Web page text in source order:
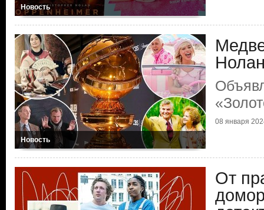
Новость
Новость
08 января
От